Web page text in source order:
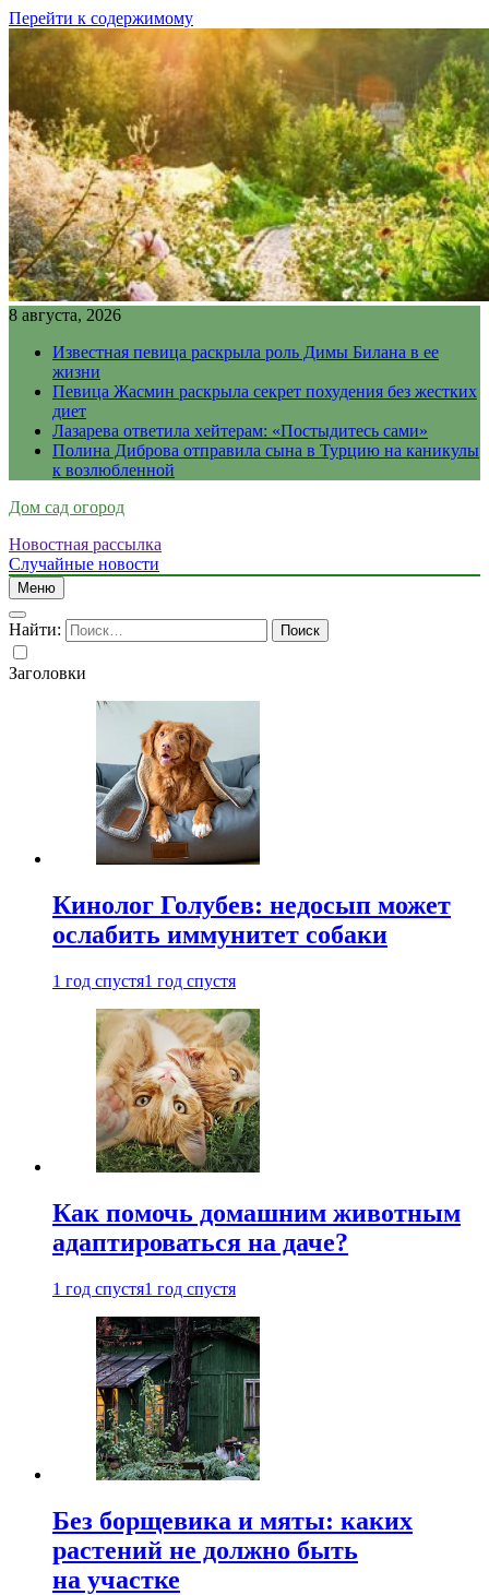
Перейти к содержимому
8 августа, 2026
Известная певица раскрыла роль Димы Билана в ее
жизни
Певица Жасмин раскрыла секрет похудения без жестких
диет
Лазарева ответила хейтерам: «Постыдитесь сами»
Полина Диброва отправила сына в Турцию на каникулы
к возлюбленной
Дом сад огород
Новостная рассылка
Случайные новости
Меню
Найти:
Заголовки
Кинолог Голубев: недосып может
ослабить иммунитет собаки
1 год спустя1 год спустя
Как помочь домашним животным
адаптироваться на даче?
1 год спустя1 год спустя
Без борщевика и мяты: каких
растений не должно быть
на участке